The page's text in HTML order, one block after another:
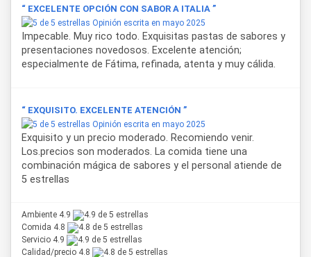
“ EXCELENTE OPCIÓN CON SABOR A ITALIA ”
Opinión escrita en mayo 2025
Impecable. Muy rico todo. Exquisitas pastas de sabores y
presentaciones novedosos. Excelente atención;
especialmente de Fátima, refinada, atenta y muy cálida.
“ EXQUISITO. EXCELENTE ATENCIÓN ”
Opinión escrita en mayo 2025
Exquisito y un precio moderado. Recomiendo venir.
Los.precios son moderados. La comida tiene una
combinación mágica de sabores y el personal atiende de
5 estrellas
Ambiente 4.9
Comida 4.8
Servicio 4.9
Calidad/precio 4.8